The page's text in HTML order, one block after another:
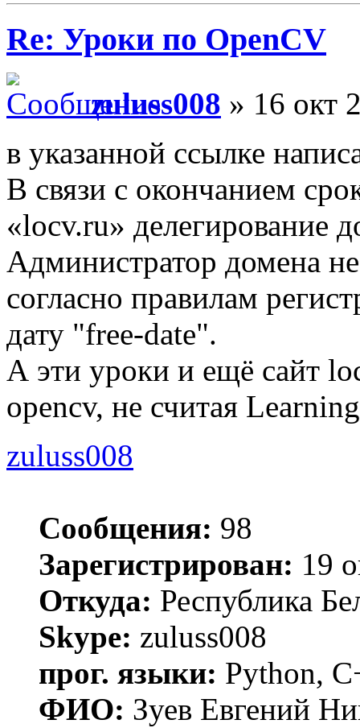
Re: Уроки по OpenCV
zuluss008 » 16 окт
в указанной ссылке
В связи с окончанием
«locv.ru» делегирование
Администратор домена
согласно правилам
дату "free-date".
А эти уроки и ещё сайт
opencv, не считая
zuluss008
Сообщения: 98
Зарегистрирован: 19
Откуда: Республика
Skype: zuluss008
прог. языки: Python,
ФИО: Зуев Евгений